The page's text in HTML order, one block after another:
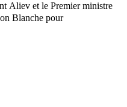
Aliev et le Premier ministre
Blanche pour